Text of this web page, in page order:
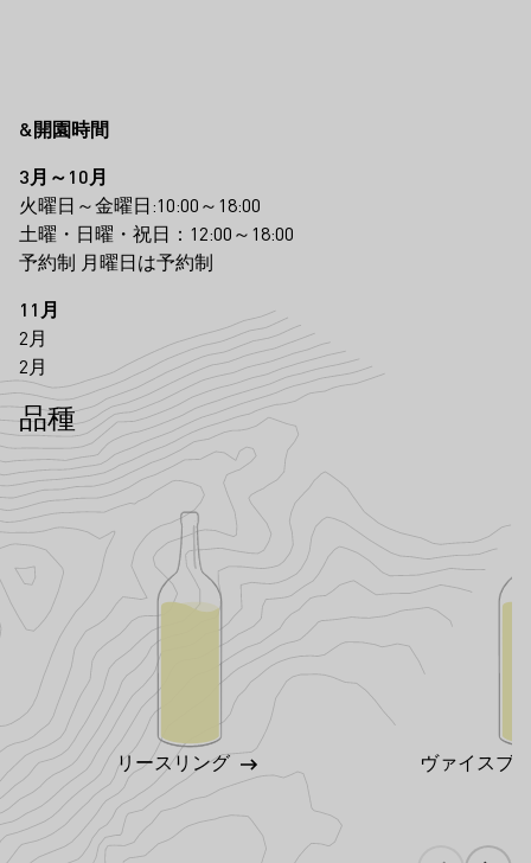
&開園時間
3月～10月
火曜日～金曜日:10:00～18:00
土曜・日曜・祝日：12:00～18:00
予約制 月曜日は予約制
11月
2月
2月
品種
リースリング ヴァイスブ